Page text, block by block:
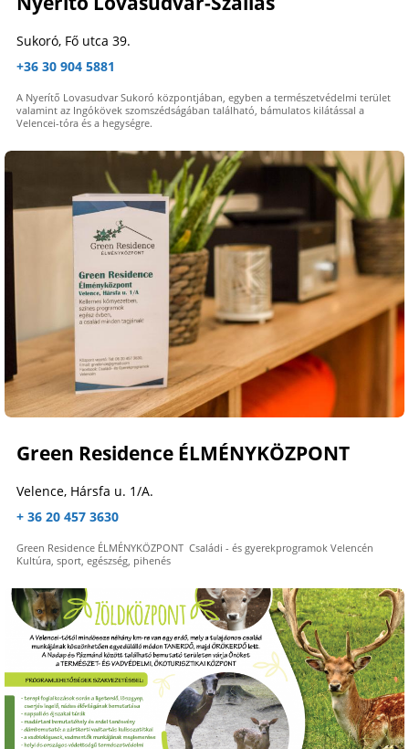
Sukoró, Fő utca 39.
+36 30 904 5881
A Nyerítő Lovasudvar Sukoró központjában, egyben a természetvédelmi terület
valamint az Ingókövek szomszédságában található, bámulatos kilátással a
Velencei-tóra és a hegységre.
Green Residence ÉLMÉNYKÖZPONT
Velence, Hársfa u. 1/A.
+ 36 20 457 3630
Green Residence ÉLMÉNYKÖZPONT Családi - és gyerekprogramok Velencén
Kultúra, sport, egészség, pihenés